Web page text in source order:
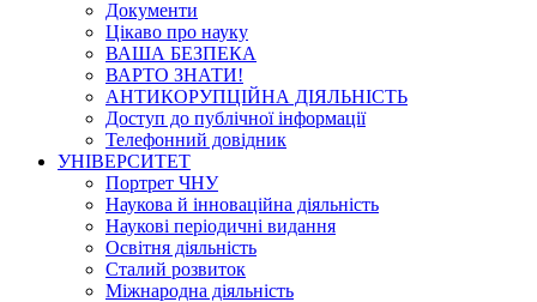
Документи
Цікаво про науку
ВАША БЕЗПЕКА
ВАРТО ЗНАТИ!
АНТИКОРУПЦІЙНА ДІЯЛЬНІСТЬ
Доступ до публічної інформації
Телефонний довідник
УНІВЕРСИТЕТ
Портрет ЧНУ
Наукова й інноваційна діяльність
Наукові періодичні видання
Освітня діяльність
Сталий розвиток
Міжнародна діяльність